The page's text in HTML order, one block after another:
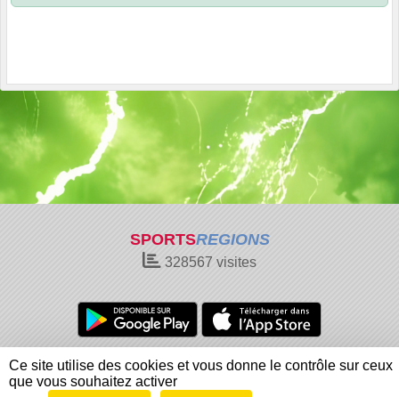
SPORTSREGIONS
328567 visites
Charte cookies
Gestion des cookies
Informations légales
Signaler un contenu inapproprié
Ce site utilise des cookies et vous donne le contrôle sur ceux
que vous souhaitez activer